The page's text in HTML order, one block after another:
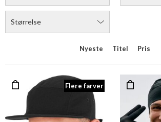
Størrelse
Nyeste Titel Pris
Flere farver